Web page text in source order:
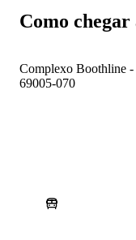
Como
Complexo Boothline
69005-070